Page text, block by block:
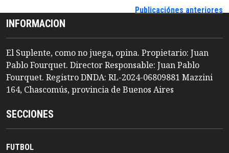
Publicaciónes anteriores
INFORMACION
El Suplente, como no juega, opina. Propietario: Juan
Pablo Fourquet. Director Responsable: Juan Pablo
Fourquet. Registro DNDA: RL-2024-06809881 Mazzini
164, Chascomús, provincia de Buenos Aires
SECCIONES
FUTBOL